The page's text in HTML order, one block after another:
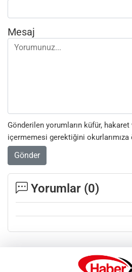
Mesaj
Gönderilen yorumların küfür,
içermemesi gerektiğini okurlarımıza
Gönder
Yorumlar (0)